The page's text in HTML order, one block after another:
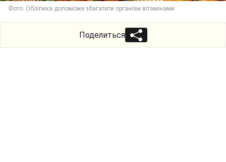
Фото: Обліпиха допоможе збагатити організм вітамінами
Поделиться